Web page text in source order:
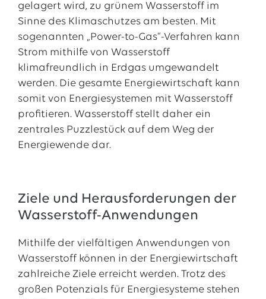
gelagert wird, zu grünem Wasserstoff im
Sinne des Klimaschutzes am besten. Mit
sogenannten „Power-to-Gas“-Verfahren kann
Strom mithilfe von Wasserstoff
klimafreundlich in Erdgas umgewandelt
werden. Die gesamte Energiewirtschaft kann
somit von Energiesystemen mit Wasserstoff
profitieren. Wasserstoff stellt daher ein
zentrales Puzzlestück auf dem Weg der
Energiewende dar.
Ziele und Herausforderungen der
Wasserstoff-Anwendungen
Mithilfe der vielfältigen Anwendungen von
Wasserstoff können in der Energiewirtschaft
zahlreiche Ziele erreicht werden. Trotz des
großen Potenzials für Energiesysteme stehen